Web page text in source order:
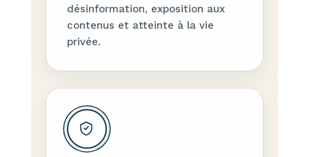
désinformation, exposition aux
contenus et atteinte à la vie
privée.